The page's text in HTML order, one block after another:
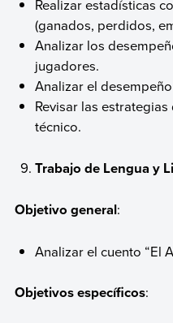
Realizar estadísticas
(ganados, perdidos,
Analizar los
jugadores.
Analizar el
Revisar las
técnico.
Trabajo de Lengua y
Objetivo general:
Analizar el cuento “El
Objetivos específicos: